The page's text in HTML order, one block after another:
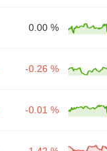
0.00 %
-0.26 %
-0.01 %